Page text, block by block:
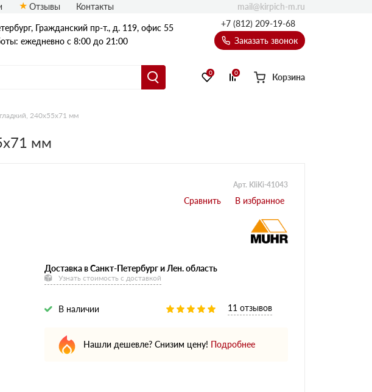
Граждaнский пр-т., д. 119, офис 55
ежедневно с 8:00 до 21:00
+7 (812) 209-19-68
Заказать звонок
0 0 Корзина
Отзывы Контакты mail@kirpich-m.ru
240х55х71 мм
мм
Арт. KliKi-41043
Доставка в Санкт-Петербург и Лен. область
Узнать стоимость с доставкой
В наличии 11 отзывов
Нашли дешевле? Снизим цену! Подробнее